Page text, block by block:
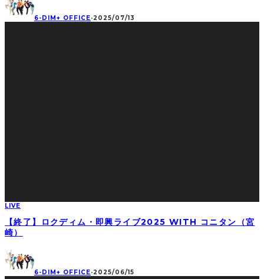
6-DIM+ OFFICE·2025/07/13
LIVE
【終了】ロクディム・即興ライブ2025 WITH コニタン（宮
崎）
6-DIM+ OFFICE·2025/06/15